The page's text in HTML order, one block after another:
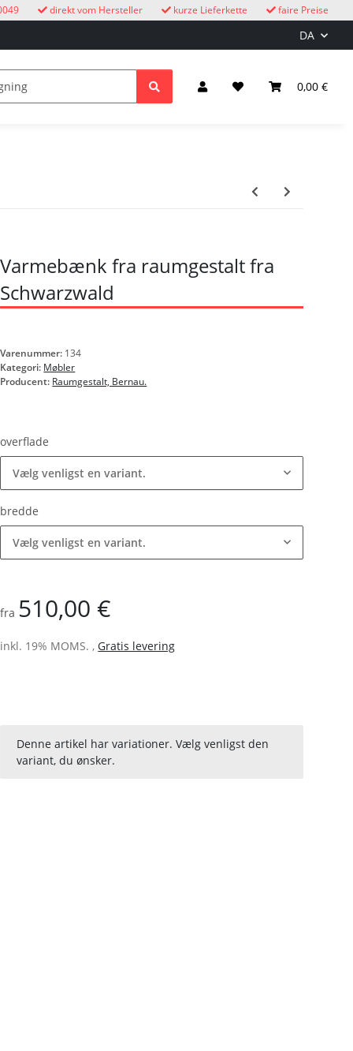
faire Preise
kurze Lieferkette
direkt vom Hersteller
DA
0,00 €
Lys & elektricitet
Varmebænk fra raumgestalt fra
Schwarzwald
Varenummer: 134
Kategori: Møbler
Producent: Raumgestalt, Bernau.
overflade
Vælg venligst en variant.
bredde
Vælg venligst en variant.
fra 510,00 €
inkl. 19% MOMS. ,Gratis levering
x
Denne artikel har variationer. Vælg venligst den
variant, du ønsker.